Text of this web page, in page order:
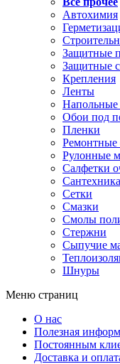
Автохимия
Защитные
Защитные
Крепления
Ленты
Напольные
Обои под
Пленки
Ремонтные
Рулонные
Салфетки
Сантехника
Сетки
Смазки
Смолы
Стержни
Сыпучие
Шнуры
Меню страниц
О нас
Полезная
Постоянным
Доставка и